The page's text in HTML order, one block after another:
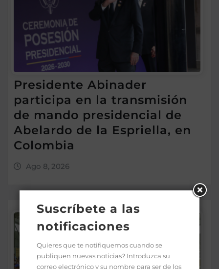
Presidente Abinader
participa en la transmisión
de mando presidencial de
Abelardo de la Espriella, en
Colombia
Ago 8, 2026
Suscríbete a las
notificaciones
Quieres que te notifiquemos cuando se
publiquen nuevas noticias? Introduzca su
correo electrónico y su nombre para ser de los